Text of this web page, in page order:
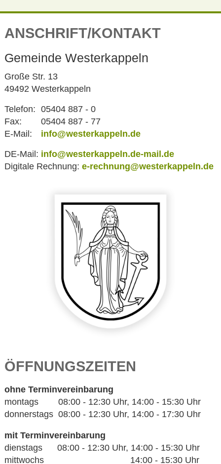
ANSCHRIFT/KONTAKT
Gemeinde Westerkappeln
Große Str. 13
49492 Westerkappeln
Telefon: 05404 887 - 0
Fax:
05404 887 - 77
E-Mail:
info@westerkappeln.de
DE-Mail: info@westerkappeln.de-mail.de
Digitale Rechnung: e-rechnung@westerkappeln.de
ÖFFNUNGSZEITEN
ohne Terminvereinbarung
montags 08:00 - 12:30 Uhr, 14:00 - 15:30 Uhr
donnerstags 08:00 - 12:30 Uhr, 14:00 - 17:30 Uhr
mit Terminvereinbarung
dienstags 08:00 - 12:30 Uhr, 14:00 - 15:30 Uhr
mittwochs 14:00 - 15:30 Uhr